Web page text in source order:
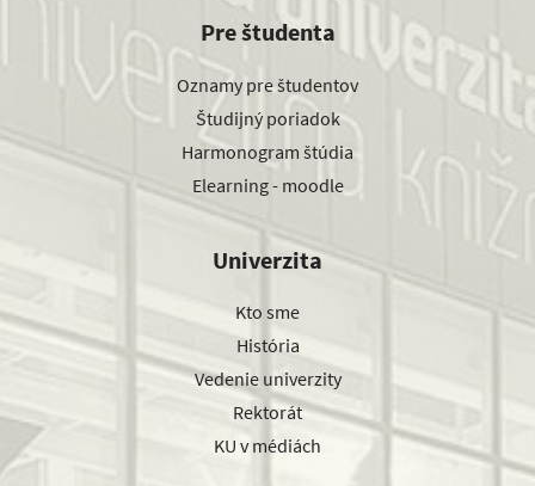
Pre študenta
Oznamy pre študentov
Študijný poriadok
Harmonogram štúdia
Elearning - moodle
Univerzita
Kto sme
História
Vedenie univerzity
Rektorát
KU v médiách